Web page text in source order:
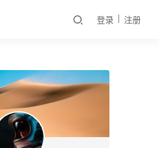
登录 注册